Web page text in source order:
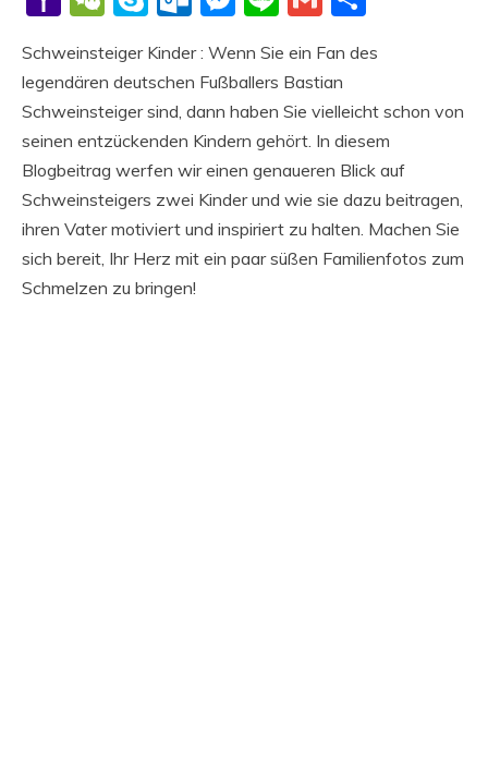
Schweinsteiger Kinder : Wenn Sie ein Fan des
legendären deutschen Fußballers Bastian
Schweinsteiger sind, dann haben Sie vielleicht schon von
seinen entzückenden Kindern gehört. In diesem
Blogbeitrag werfen wir einen genaueren Blick auf
Schweinsteigers zwei Kinder und wie sie dazu beitragen,
ihren Vater motiviert und inspiriert zu halten. Machen Sie
sich bereit, Ihr Herz mit ein paar süßen Familienfotos zum
Schmelzen zu bringen!